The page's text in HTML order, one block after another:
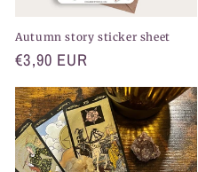
Autumn story sticker sheet
Normaler
Preis
€3,90 EUR